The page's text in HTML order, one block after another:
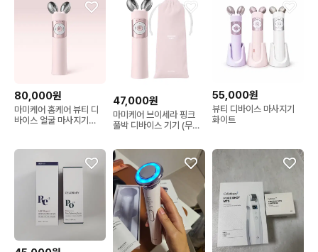
80,000원
마미케어 홈케어 뷰티 디
바이스 얼굴 마사지기
47,000원
마미케어 브이세라 핑크
풀박 디바이스 기기 (무
55,000원
뷰티 디바이스 마사지기
화이트